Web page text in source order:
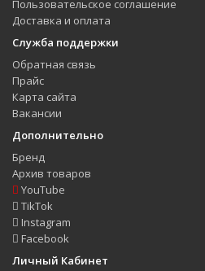
Пользовательское соглашение
Доставка и оплата
Служба поддержки
Обратная связь
Прайс
Карта сайта
Вакансии
Дополнительно
Бренд
Архив товаров
YouTube
TikTok
Instagram
Facebook
Личный Кабинет